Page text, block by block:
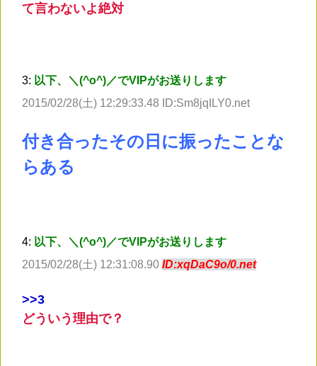
て言わないよ絶対
3: 以下、＼(^o^)／でVIPがお送りします
2015/02/28(土) 12:29:33.48 ID:Sm8jqILY0.net
付き合ったその日に振ったことな
らある
4: 以下、＼(^o^)／でVIPがお送りします
2015/02/28(土) 12:31:08.90 ID:xqDaC9o/0.net
>>3
どういう理由で？